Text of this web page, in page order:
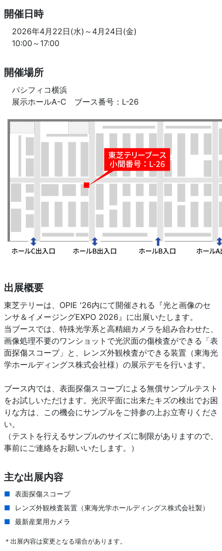
開催日時
2026年4月22日(水)～4月24日(金)
10:00～17:00
開催場所
パシフィコ横浜
展示ホールA-C ブース番号：L-26
出展概要
東芝テリーは、OPIE '26内にて開催される『光と画像のセ
ンサ＆イメージングEXPO 2026』に出展いたします。
当ブースでは、特殊光学系と高精細カメラを組み合わせた、
画像処理不要のワンショットで光沢面の傷検査ができる「表
面探傷スコープ」と、レンズ外観検査ができる装置（東海光
学ホールディングス株式会社様）の展示デモを行います。
ブース内では、表面探傷スコープによる無償サンプルテスト
をお試しいただけます。光沢平面に出来たキズの検出でお困
りな方は、この機会にサンプルをご持参の上お立寄りくださ
い。
（テストを行えるサンプルのサイズに制限がありますので、
事前にご連絡をお願いいたします。）
主な出展内容
表面探傷スコープ
レンズ外観検査装置（東海光学ホールディングス株式会社製）
最新産業用カメラ
＊出展内容は変更となる場合があります。